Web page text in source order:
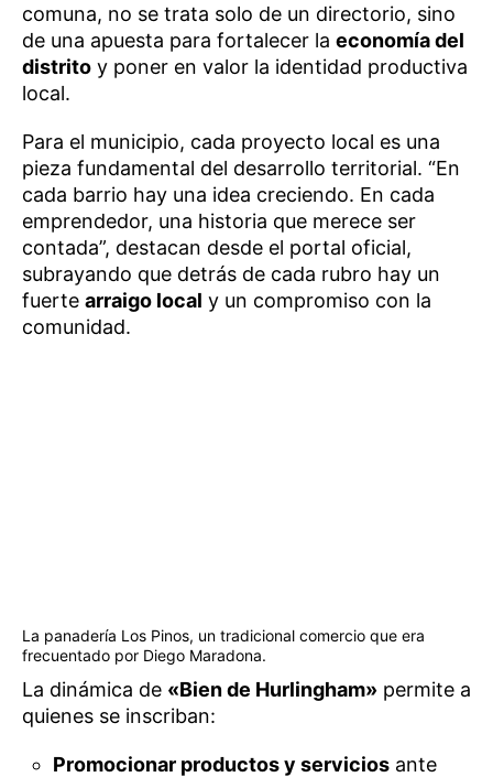
comuna, no se trata solo de un directorio, sino
de una apuesta para fortalecer la economía del
distrito y poner en valor la identidad productiva
local.
Para el municipio, cada proyecto local es una
pieza fundamental del desarrollo territorial. “En
cada barrio hay una idea creciendo. En cada
emprendedor, una historia que merece ser
contada”, destacan desde el portal oficial,
subrayando que detrás de cada rubro hay un
fuerte arraigo local y un compromiso con la
comunidad.
La panadería Los Pinos, un tradicional comercio que era
frecuentado por Diego Maradona.
La dinámica de «Bien de Hurlingham» permite a
quienes se inscriban:
Promocionar productos y servicios ante